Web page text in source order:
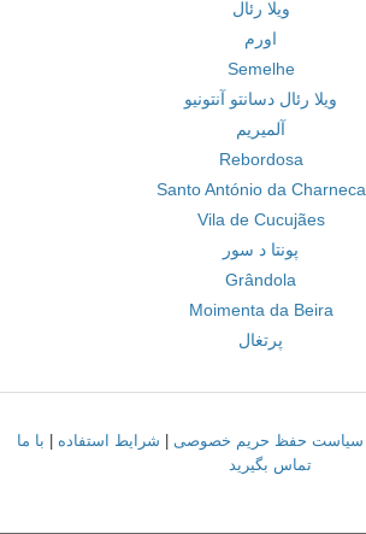
ویلا رئال
اورم
Semelhe
ویلا رئال دسانتو آنتونیو
آلمیریم
Rebordosa
Santo António da Charneca
Vila de Cucujães
پونتا د سور
Grândola
Moimenta da Beira
پرتغال
سیاست حفظ حریم خصوصی شرایط استفاده
با ما
تماس بگیرید